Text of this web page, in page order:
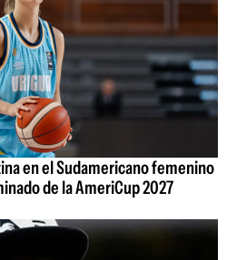
en el Sudamericano femenino
de la AmeriCup 2027